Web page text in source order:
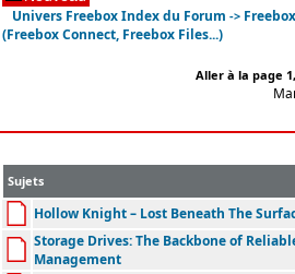
Univers Freebox Index du Forum ->
(Freebox Connect, Freebox Files...)
Aller à la page 1,
Sujets
Hollow Knight – Lost Beneath The
Storage Drives: The Backbone of
Management